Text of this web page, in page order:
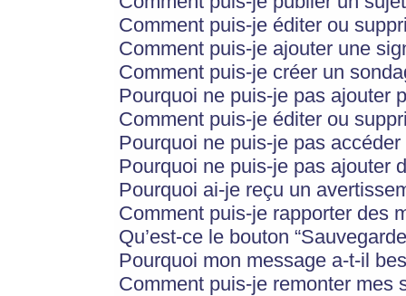
Comment puis-je éditer ou
Comment puis-je ajouter une
Comment puis-je créer un
Pourquoi ne puis-je pas ajouter
Comment puis-je éditer ou
Pourquoi ne puis-je pas
Pourquoi ne puis-je pas ajouter
Pourquoi ai-je reçu un
Comment puis-je rapporter des
Qu’est-ce le bouton
Pourquoi mon message a-t-il
Comment puis-je remonter mes